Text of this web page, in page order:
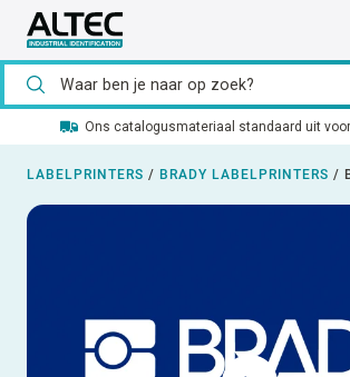
Ons catalogusmateriaal standaard uit
LABELPRINTERS / BRADY LABELPRINTERS /